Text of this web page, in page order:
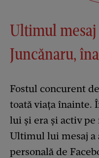
Ultimul
Juncănaru,
Fostul concurent
toată viața înainte.
lui și era și activ
Ultimul lui mesaj a
personală de